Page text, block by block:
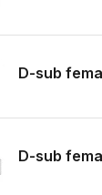
D-sub
D-sub